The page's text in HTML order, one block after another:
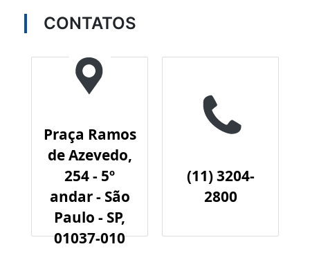
CONTATOS
Praça Ramos
de Azevedo,
254 - 5º
andar - São
Paulo - SP,
01037-010
(11) 3204-
2800